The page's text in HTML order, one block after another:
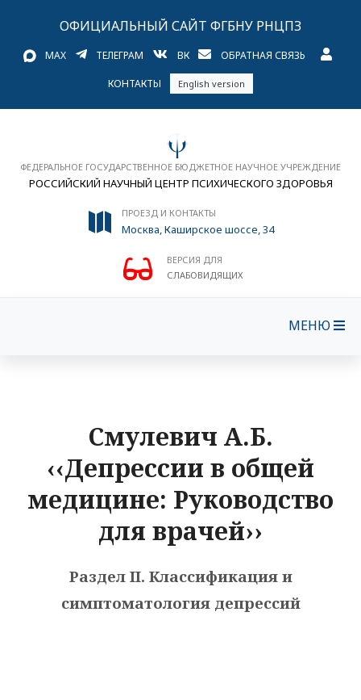
ОФИЦИАЛЬНЫЙ САЙТ ФГБНУ РНЦПЗ
MAX ТЕЛЕГРАМ ВК ОБРАТНАЯ СВЯЗЬ
КОНТАКТЫ English version
ФЕДЕРАЛЬНОЕ ГОСУДАРСТВЕННОЕ БЮДЖЕТНОЕ НАУЧНОЕ УЧРЕЖДЕНИЕ
РОССИЙСКИЙ НАУЧНЫЙ ЦЕНТР ПСИХИЧЕСКОГО ЗДОРОВЬЯ
ПРОЕЗД И КОНТАКТЫ
Москва, Каширское шоссе, 34
ВЕРСИЯ ДЛЯ
СЛАБОВИДЯЩИХ
МЕНЮ
Смулевич А.Б.
‹‹Депрессии в общей
медицине: Руководство
для врачей››
Раздел II. Классификация и
симптоматология депрессий